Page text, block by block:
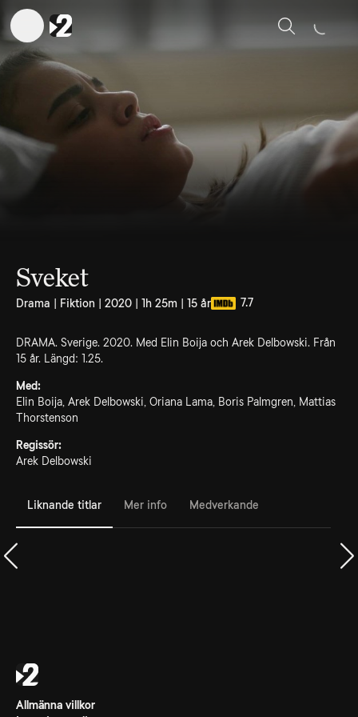
Sök
Sveket
Drama | Fiktion | 2020 | 1h 25m | 15 år 7.7
DRAMA. Sverige. 2020. Med Elin Boija och Arek Delbowski. Från
15 år. Längd: 1.25.
Med:
Elin Boija, Arek Delbowski, Oriana Lama, Boris Palmgren, Mattias
Thorstenson
Regissör:
Arek Delbowski
Liknande titlar Mer info Medverkande
Allmänna villkor